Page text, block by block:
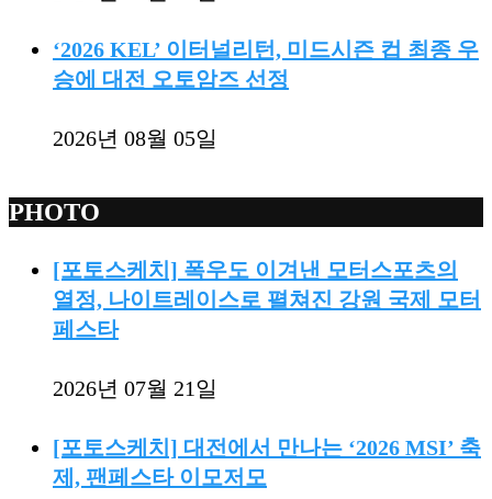
‘2026 KEL’ 이터널리턴, 미드시즌 컵 최종 우
승에 대전 오토암즈 선정
2026년 08월 05일
PHOTO
[포토스케치] 폭우도 이겨낸 모터스포츠의
열정, 나이트레이스로 펼쳐진 강원 국제 모터
페스타
2026년 07월 21일
[포토스케치] 대전에서 만나는 ‘2026 MSI’ 축
제, 팬페스타 이모저모